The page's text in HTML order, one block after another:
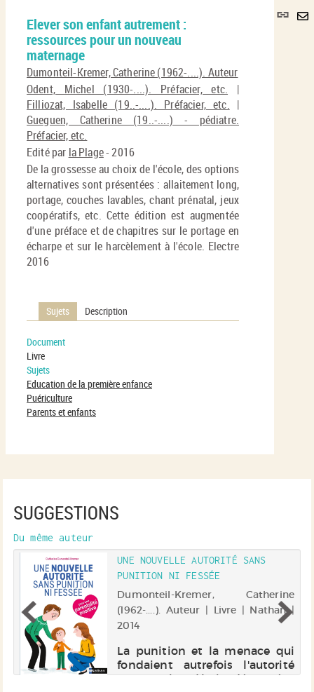
Lien
Elever son enfant autrement :
ressources pour un nouveau
maternage
Dumonteil-Kremer, Catherine (1962-....). Auteur
Odent, Michel (1930-....). Préfacier, etc. |
Filliozat, Isabelle (19..-....). Préfacier, etc. |
Gueguen, Catherine (19..-....) - pédiatre.
Préfacier, etc.
Edité par la Plage- 2016
De la grossesse au choix de l'école, des options
alternatives sont présentées : allaitement long,
portage, couches lavables, chant prénatal, jeux
coopératifs, etc. Cette édition est augmentée
d'une préface et de chapitres sur le portage en
écharpe et sur le harcèlement à l'école. Electre
2016
Sujets Description
Document
Livre
Sujets
Education de la première enfance
Puériculture
Parents et enfants
SUGGESTIONS
Du même auteur
UNE NOUVELLE AUTORITÉ SANS
PUNITION NI FESSÉE
Dumonteil-Kremer, Catherine
(1962-....). Auteur | Livre | Nathan |
2014
La punition et la menace qui
fondaient autrefois l'autorité
sont aujourd'hui dénoncées